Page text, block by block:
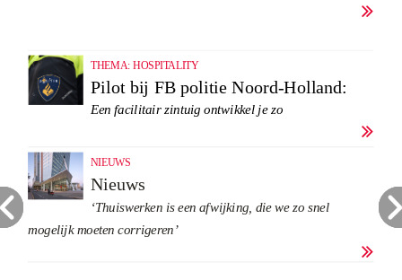

THEMA: HOSPITALITY
Pilot bij FB politie Noord-Holland:
Een facilitair zintuig ontwikkel je zo

NIEUWS
Nieuws
‘Thuiswerken is een afwijking, die we zo snel
mogelijk moeten corrigeren’
